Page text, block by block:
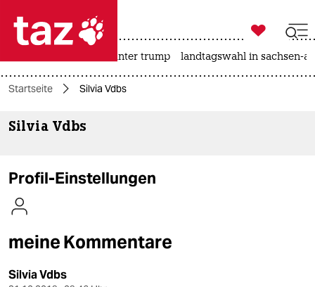
 taz zahl ich
taz zahl ich
themen
kultur

taz zahl ich
usa unter trump landtagswahl in sachsen-
Startseite Silvia Vdbs
Silvia Vdbs
Profil-Einstellungen
meine Kommentare
Silvia Vdbs